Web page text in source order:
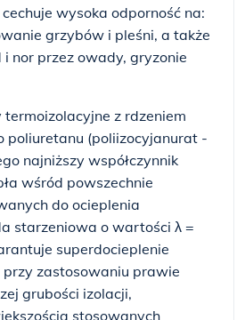
wysoka odporność na:
grzybów i pleśni, a także
i nor przez owady, gryzonie
termoizolacyjne z rdzeniem
poliuretanu (poliizocyjanurat -
najniższy współczynnik
wśród powszechnie
do ocieplenia
starzeniowa o wartości λ =
superdocieplenie
przy zastosowaniu prawie
grubości izolacji,
stosowanych